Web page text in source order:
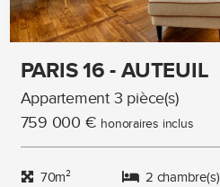
PARIS 16 - AUTEUIL
Appartement 3 pièce(s)
759 000 € honoraires inclus
70m² 2 chambre(s)